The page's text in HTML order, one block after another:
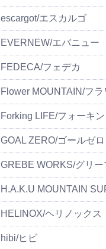
escargot/エスカルゴ
EVERNEW/エバニュー
FEDECA/フェデカ
Flower MOUNTAIN/フラ
マウンテン
Forking LIFE/フォーキン
イフ
GOAL ZERO/ゴールゼロ
GREBE WORKS/グリー
ークス
H.A.K.U MOUNTAIN
ハク マウンテン サプライ
HELINOX/ヘリノックス
hibi/ヒビ